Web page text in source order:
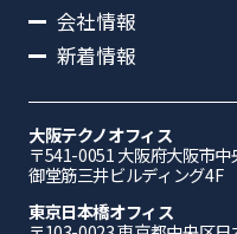
会社情報
新着情報
大阪テクノオフィス
〒541-0051 ⼤阪府⼤阪市
御堂筋三井ビルディング4F
東京日本橋オフィス